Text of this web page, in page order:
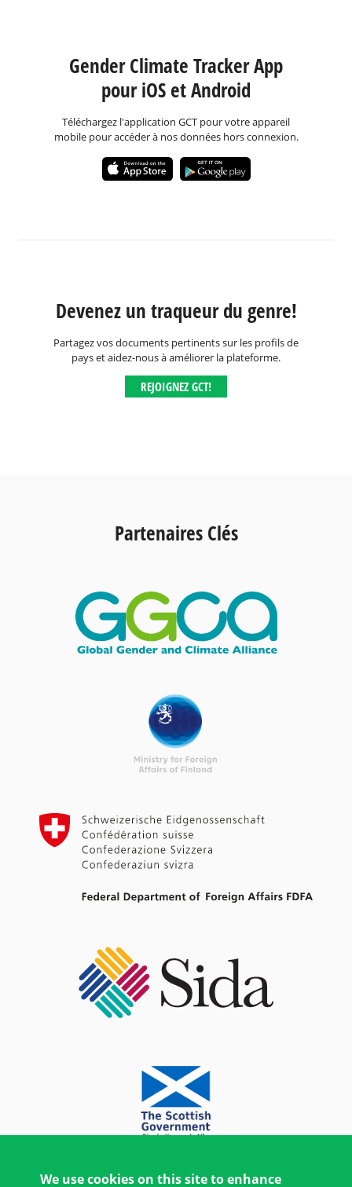
Gender Climate Tracker App
pour iOS et Android
Téléchargez l'application GCT pour votre appareil
mobile pour accéder à nos données hors connexion.
Devenez un traqueur du genre!
Partagez vos documents pertinents sur les profils de
pays et aidez-nous à améliorer la plateforme.
REJOIGNEZ GCT!
Partenaires Clés
We use cookies on this site to enhance